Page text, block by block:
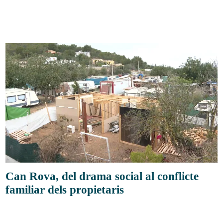
Can Rova, del drama social al conflicte
familiar dels propietaris